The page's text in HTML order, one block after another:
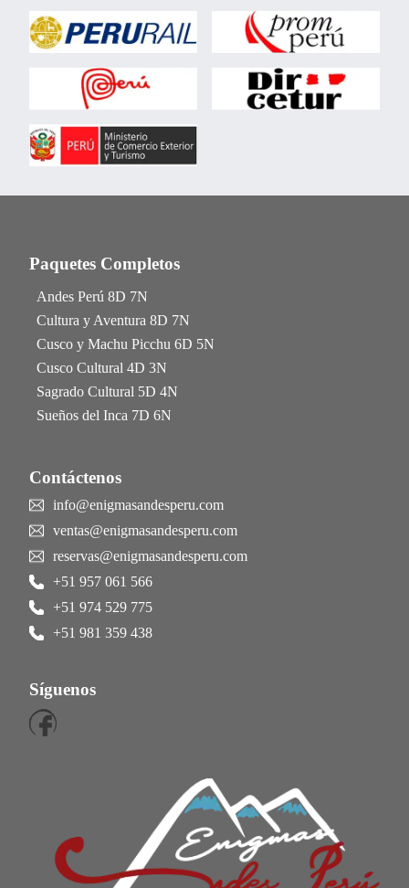
Paquetes Completos
Andes Perú 8D 7N
Cultura y Aventura 8D 7N
Cusco y Machu Picchu 6D 5N
Cusco Cultural 4D 3N
Sagrado Cultural 5D 4N
Sueños del Inca 7D 6N
Contáctenos
info@enigmasandesperu.com
ventas@enigmasandesperu.com
reservas@enigmasandesperu.com
+51 957 061 566
+51 974 529 775
+51 981 359 438
Síguenos